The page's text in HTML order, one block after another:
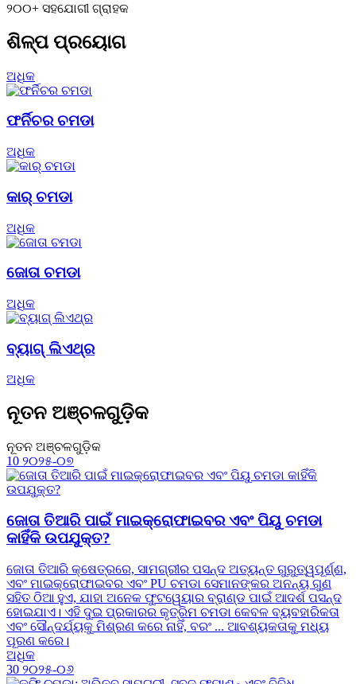
୨୦୦+ ସହଯୋଗୀ ଗ୍ରାହକ
ଶିଳ୍ପ ପ୍ରୟୋଗ
ଅଧିକ
ଫର୍ନିଚର ଚମଡା
ଅଧିକ
କାର୍ ଚମଡା
ଅଧିକ
ଜୋତା ଚମଡା
ଅଧିକ
ବ୍ୟାଗ୍ ଲିଏଥ୍ର
ଅଧିକ
ନୂତନ ଅଞ୍ଚଳଗୁଡ଼ିକ
ନୂତନ ଅଞ୍ଚଳଗୁଡ଼ିକ
10 ୨୦୨୫-୦୭
ଜୋତା ତିଆରି ପାଇଁ ମାଇକ୍ରୋଫାଇବର ଏବଂ ପିୟୁ ଚମଡା
କାହିଁକି ଉପଯୁକ୍ତ?
ଜୋତା ତିଆରି କ୍ଷେତ୍ରରେ, ସାମଗ୍ରୀର ପସନ୍ଦ ଅତ୍ୟନ୍ତ ଗୁରୁତ୍ୱପୂର୍ଣ୍ଣ,
ଏବଂ ମାଇକ୍ରୋଫାଇବର ଏବଂ PU ଚମଡା ସେମାନଙ୍କର ଅନନ୍ୟ ଗୁଣ
ସହିତ ଠିଆ ହୁଏ, ଯାହା ଅନେକ ଫୁଟୱେୟାର ବ୍ରାଣ୍ଡ ପାଇଁ ଆଦର୍ଶ ପସନ୍ଦ
ହୋଇଯାଏ। ଏହି ଦୁଇ ପ୍ରକାରର କୃତ୍ରିମ ଚମଡା କେବଳ ବ୍ୟବହାରିକତା
ଏବଂ ସୌନ୍ଦର୍ଯ୍ୟକୁ ମିଶ୍ରଣ କରେ ନାହିଁ, ବରଂ ... ଆବଶ୍ୟକତାକୁ ମଧ୍ୟ
ପୂରଣ କରେ।
ଅଧିକ
30 ୨୦୨୫-୦୬